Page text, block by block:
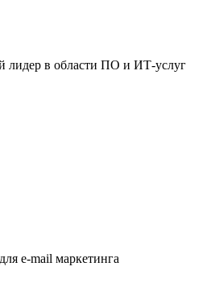
лидер в области ПО и ИТ-услуг
e-mail маркетинга